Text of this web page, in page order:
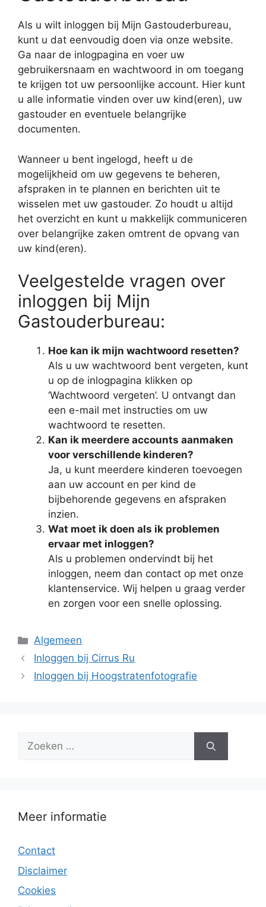
Als u wilt inloggen bij Mijn Gastouderbureau,
kunt u dat eenvoudig doen via onze website.
Ga naar de inlogpagina en voer uw
gebruikersnaam en wachtwoord in om toegang
te krijgen tot uw persoonlijke account. Hier kunt
u alle informatie vinden over uw kind(eren), uw
gastouder en eventuele belangrijke
documenten.
Wanneer u bent ingelogd, heeft u de
mogelijkheid om uw gegevens te beheren,
afspraken in te plannen en berichten uit te
wisselen met uw gastouder. Zo houdt u altijd
het overzicht en kunt u makkelijk communiceren
over belangrijke zaken omtrent de opvang van
uw kind(eren).
Veelgestelde vragen over
inloggen bij Mijn
Gastouderbureau:
Hoe kan ik mijn wachtwoord resetten?
Als u uw wachtwoord bent vergeten, kunt
u op de inlogpagina klikken op
‘Wachtwoord vergeten’. U ontvangt dan
een e-mail met instructies om uw
wachtwoord te resetten.
Kan ik meerdere accounts aanmaken
voor verschillende kinderen?
Ja, u kunt meerdere kinderen toevoegen
aan uw account en per kind de
bijbehorende gegevens en afspraken
inzien.
Wat moet ik doen als ik problemen
ervaar met inloggen?
Als u problemen ondervindt bij het
inloggen, neem dan contact op met onze
klantenservice. Wij helpen u graag verder
en zorgen voor een snelle oplossing.
Categorieën
Algemeen
Inloggen bij Cirrus Ru
Inloggen bij Hoogstratenfotografie
Zoek
Meer informatie
Contact
Disclaimer
Cookies